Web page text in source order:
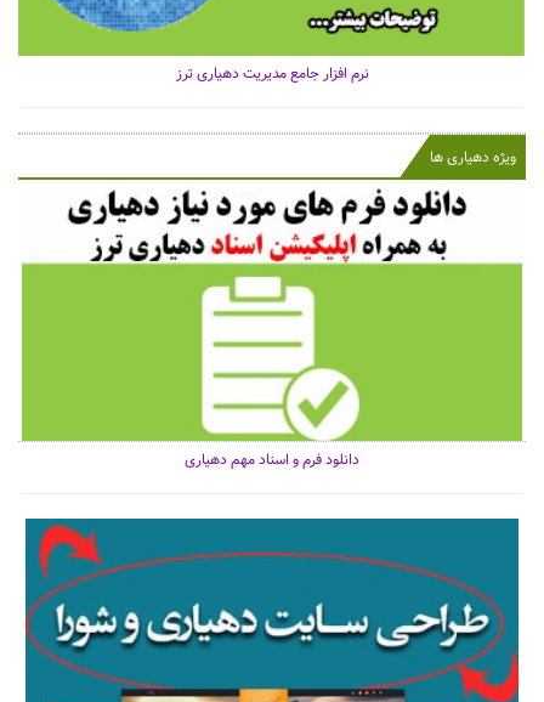
نرم افزار جامع مدیریت دهیاری ترز
ویژه دهیاری ها
دانلود فرم و اسناد مهم دهیاری